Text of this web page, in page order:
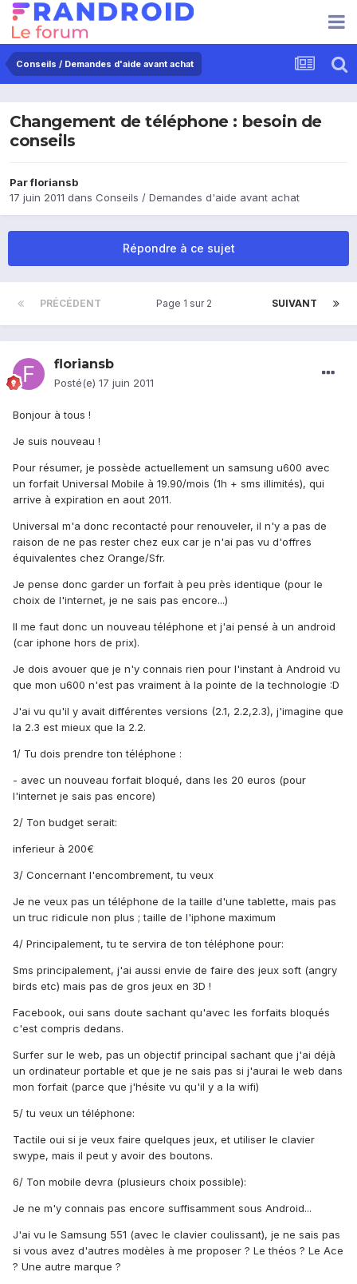
Conseils / Demandes d'aide avant achat
Changement de téléphone : besoin de
conseils
Parfloriansb
17 juin 2011 dans Conseils / Demandes d'aide avant achat
Répondre à ce sujet
PRÉCÉDENT SUIVANT
Page 1 sur 2
floriansb
Posté(e) 17 juin 2011
Bonjour à tous !
Je suis nouveau !
Pour résumer, je possède actuellement un samsung u600 avec
un forfait Universal Mobile à 19.90/mois (1h + sms illimités), qui
arrive à expiration en aout 2011.
Universal m'a donc recontacté pour renouveler, il n'y a pas de
raison de ne pas rester chez eux car je n'ai pas vu d'offres
équivalentes chez Orange/Sfr.
Je pense donc garder un forfait à peu près identique (pour le
choix de l'internet, je ne sais pas encore...)
Il me faut donc un nouveau téléphone et j'ai pensé à un android
(car iphone hors de prix).
Je dois avouer que je n'y connais rien pour l'instant à Android vu
que mon u600 n'est pas vraiment à la pointe de la technologie :D
J'ai vu qu'il y avait différentes versions (2.1, 2.2,2.3), j'imagine que
la 2.3 est mieux que la 2.2.
1/ Tu dois prendre ton téléphone :
- avec un nouveau forfait bloqué, dans les 20 euros (pour
l'internet je sais pas encore)
2/ Ton budget serait:
inferieur à 200€
3/ Concernant l'encombrement, tu veux
Je ne veux pas un téléphone de la taille d'une tablette, mais pas
un truc ridicule non plus ; taille de l'iphone maximum
4/ Principalement, tu te servira de ton téléphone pour:
Sms principalement, j'ai aussi envie de faire des jeux soft (angry
birds etc) mais pas de gros jeux en 3D !
Facebook, oui sans doute sachant qu'avec les forfaits bloqués
c'est compris dedans.
Surfer sur le web, pas un objectif principal sachant que j'ai déjà
un ordinateur portable et que je ne sais pas si j'aurai le web dans
mon forfait (parce que j'hésite vu qu'il y a la wifi)
5/ tu veux un téléphone:
Tactile oui si je veux faire quelques jeux, et utiliser le clavier
swype, mais il peut y avoir des boutons.
6/ Ton mobile devra (plusieurs choix possible):
Je ne m'y connais pas encore suffisamment sous Android...
J'ai vu le Samsung 551 (avec le clavier coulissant), je ne sais pas
si vous avez d'autres modèles à me proposer ? Le théos ? Le Ace
? Une autre marque ?